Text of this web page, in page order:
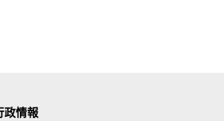
政情報